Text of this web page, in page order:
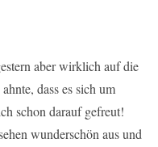
aber wirklich auf die
dass es sich um
schon darauf gefreut!
wunderschön aus und